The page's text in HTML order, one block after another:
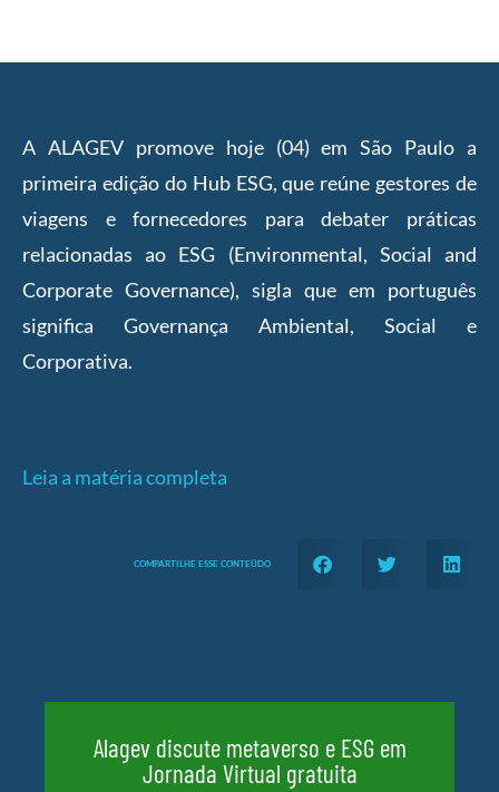
A ALAGEV promove hoje (04) em São Paulo a
primeira edição do Hub ESG, que reúne gestores de
viagens e fornecedores para debater práticas
relacionadas ao ESG (Environmental, Social and
Corporate Governance), sigla que em português
significa Governança Ambiental, Social e
Corporativa.
Leia a matéria completa
COMPARTILHE ESSE CONTEÜDO
Alagev discute metaverso e ESG em
Jornada Virtual gratuita